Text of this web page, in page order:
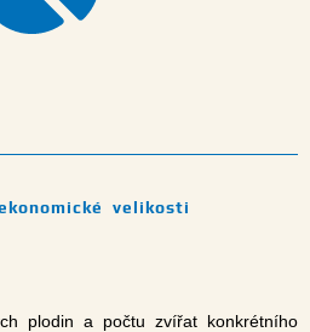
velikosti
plodin a počtu zvířat konkrétního